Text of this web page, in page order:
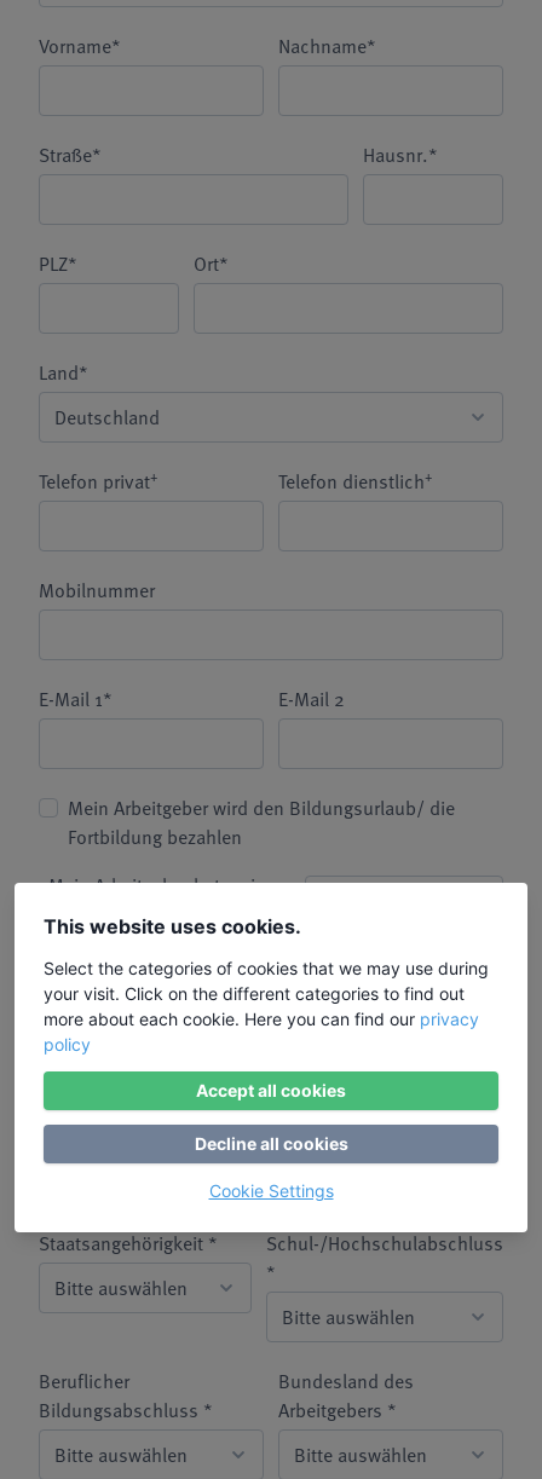
Vorname* Nachname*
Straße* Hausnr.*
PLZ* Ort*
Land*
Telefon privat+ Telefon dienstlich+
Mobilnummer
E-Mail 1* E-Mail 2
Mein Arbeitgeber wird den Bildungsurlaub/ die
Fortbildung bezahlen
Mein Arbeitgeber hat meiner
Freistellung zu diesem
Bildungsurlaub bereits
zugestimmt. *
Alter *
Status Erwerbstätigkeit *
Betriebsgröße * Beschäftigungssektor *
Staatsangehörigkeit *
Schul-/Hochschulabschluss
*
Beruflicher
Bildungsabschluss *
Bundesland des
Arbeitgebers *
This website uses cookies.
Select the categories of cookies that we may use during
your visit. Click on the different categories to find out
more about each cookie. Here you can find our privacy
policy
Accept all cookies
Decline all cookies
Cookie Settings